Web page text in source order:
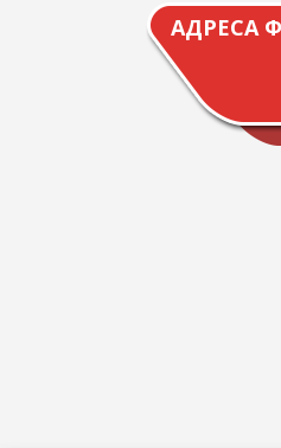
АДРЕСА